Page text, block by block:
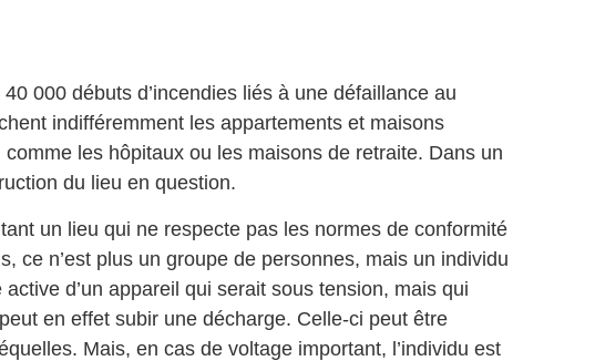
000 débuts d’incendies liés à une défaillance au
indifféremment les appartements et maisons
les hôpitaux ou les maisons de retraite. Dans un
du lieu en question.
un lieu qui ne respecte pas les normes de conformité
ce n’est plus un groupe de personnes, mais un individu
d’un appareil qui serait sous tension, mais qui
en effet subir une décharge. Celle-ci peut être
Mais, en cas de voltage important, l’individu est